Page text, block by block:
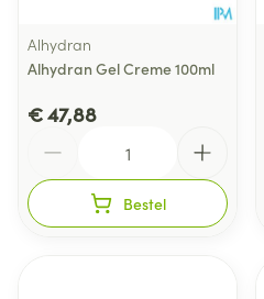
Alhydran
Alhydran Gel Creme 100ml
€ 47,88
Bestel